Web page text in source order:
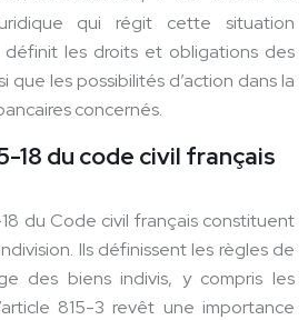
qui régit cette situation
définit les droits et obligations des
que les possibilités d’action dans la
concernés.
18 du code civil français
du Code civil français constituent
Ils définissent les règles de
des biens indivis, y compris les
815-3 revêt une importance